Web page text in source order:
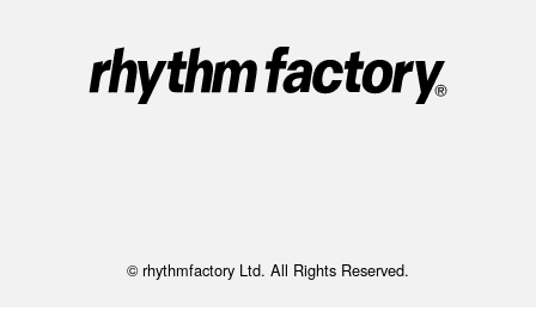
© rhythmfactory Ltd. All Rights Reserved.